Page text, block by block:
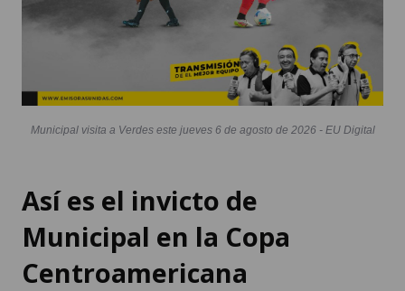
Municipal visita a Verdes este jueves 6 de agosto de 2026 - EU Digital
Así es el invicto de
Municipal en la Copa
Centroamericana